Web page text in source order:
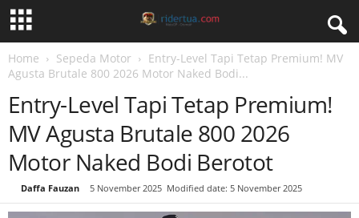
Home Sepeda Motor
Entry-Level Tapi Tetap Premium! MV
Agusta Brutale 800 2026 Motor Naked Bodi...
Entry-Level Tapi Tetap Premium!
MV Agusta Brutale 800 2026
Motor Naked Bodi Berotot
Daffa Fauzan 5 November 2025 Modified date: 5 November 2025